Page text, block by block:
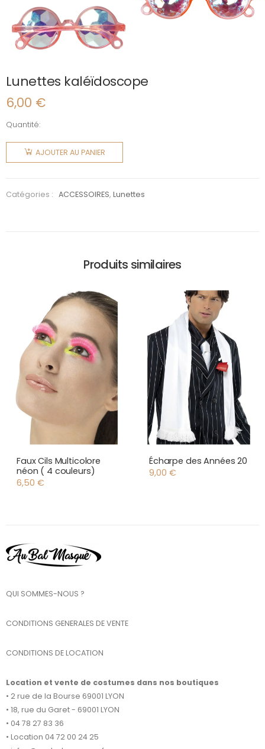
Lunettes kaléïdoscope
6,00 €
Quantité:
quantité
Lunettes
AJOUTER AU PANIER
Catégories : ACCESSOIRES,Lunettes
Produits similaires
Faux Cils Multicolore
néon ( 4 couleurs)
6,50 €
Écharpe des Années 20
9,00 €
QUI SOMMES-NOUS ?
CONDITIONS GENERALES DE VENTE
CONDITIONS DE LOCATION
Location et vente de costumes dans nos boutiques
• 2 rue de la Bourse 69001 LYON
• 18, rue du Garet - 69001 LYON
• 04 78 27 83 36
• Location 04 72 00 24 25